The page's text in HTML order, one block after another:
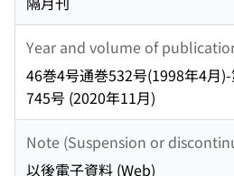
Year and volume of
46巻4号通巻532号(1998年4月
745号 (2020年11月)
Note (Suspension or
以後電子資料 (Web)